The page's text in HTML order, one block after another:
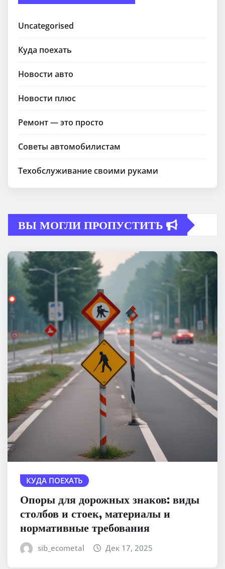
Uncategorised
Куда поехать
Новости авто
Новости плюс
Ремонт — это просто
Советы автомобилистам
Техобслуживание своими руками
ВЫ МОГЛИ ПРОПУСТИТЬ
КУДА ПОЕХАТЬ
Опоры для дорожных знаков: виды
столбов и стоек, материалы и
нормативные требования
sib_ecometal Дек 17, 2025